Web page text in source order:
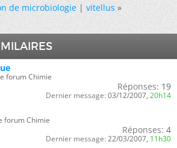
de microbiologie|vitellus »
forum Chimie
Réponses: 19
Dernier message: 03/12/2007, 20h14
forum Chimie
Réponses: 4
Dernier message: 22/03/2007, 11h30